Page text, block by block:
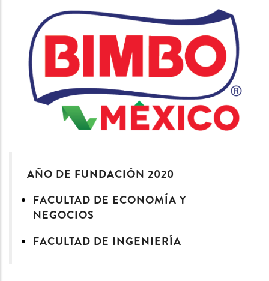
AÑO DE FUNDACIÓN 2020
FACULTAD DE ECONOMÍA Y
NEGOCIOS
FACULTAD DE INGENIERÍA